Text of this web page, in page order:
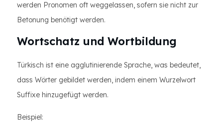
werden Pronomen oft weggelassen, sofern sie nicht zur
Betonung benötigt werden.
Wortschatz und Wortbildung
Türkisch ist eine agglutinierende Sprache, was bedeutet,
dass Wörter gebildet werden, indem einem Wurzelwort
Suffixe hinzugefügt werden.
Beispiel: